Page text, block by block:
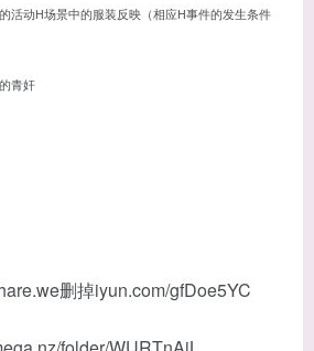
活动H场景中的服装反映（相应H事件的发生条件
青奸
删掉iyun.com/gfDoe5YC